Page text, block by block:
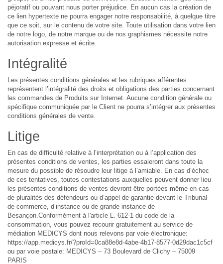
péjoratif ou pouvant nous porter préjudice. En aucun cas la création de
ce lien hypertexte ne pourra engager notre responsabilité, à quelque titre
que ce soit, sur le contenu de votre site. Toute utilisation dans votre lien
de notre logo, de notre marque ou de nos graphismes nécessite notre
autorisation expresse et écrite.
Intégralité
Les présentes conditions générales et les rubriques afférentes
représentent l’intégralité des droits et obligations des parties concernant
les commandes de Produits sur Internet. Aucune condition générale ou
spécifique communiquée par le Client ne pourra s’intégrer aux présentes
conditions générales de vente.
Litige
En cas de difficulté relative à l’interprétation ou à l’application des
présentes conditions de ventes, les parties essaieront dans toute la
mesure du possible de résoudre leur litige à l’amiable. En cas d’échec
de ces tentatives, toutes contestations auxquelles peuvent donner lieu
les présentes conditions de ventes devront être portées même en cas
de pluralités des défendeurs ou d’appel de garantie devant le Tribunal
de commerce, d’instance ou de grande instance de
Besançon.Conformément à l'article L. 612-1 du code de la
consommation, vous pouvez recourir gratuitement au service de
médiation MEDICYS dont nous relevons par voie électronique:
https://app.medicys.fr/?proId=0ca88e8d-4abe-4b17-8577-0d29dac1c5cf
ou par voie postale: MEDICYS – 73 Boulevard de Clichy – 75009
PARIS